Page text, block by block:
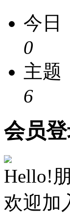
今日
0
主题
6
会员
Hello!
欢迎加